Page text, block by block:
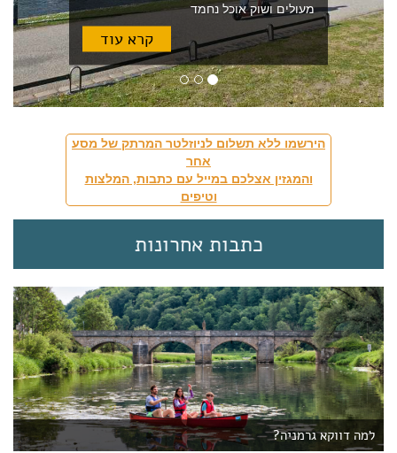
מעולים ושוק אוכל נחמד
קרא עוד
הירשמו ללא תשלום לניוזלטר המרתק של מסע
אחר
והמגזין אצלכם במייל עם כתבות, המלצות
וטיפים
כתבות אחרונות
למה דווקא גרמניה?